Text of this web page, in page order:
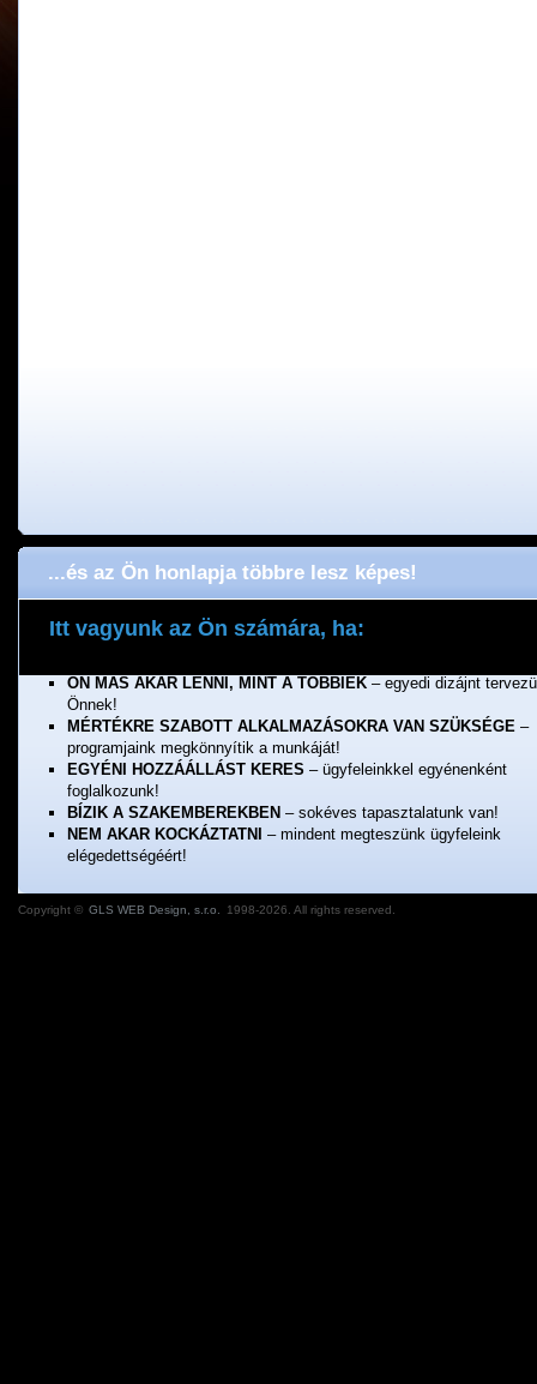
...és az Ön honlapja többre lesz képes!
Itt vagyunk az Ön számára, ha:
ÖN MÁS AKAR LENNI, MINT A TÖBBIEK – egyedi dizájnt
Önnek!
MÉRTÉKRE SZABOTT ALKALMAZÁSOKRA VAN SZÜKSÉGE –
programjaink megkönnyítik a munkáját!
EGYÉNI HOZZÁÁLLÁST KERES – ügyfeleinkkel egyénenként
foglalkozunk!
BÍZIK A SZAKEMBEREKBEN – sokéves tapasztalatunk van!
NEM AKAR KOCKÁZTATNI
– mindent megteszünk ügyfeleink
elégedettségéért!
Copyright © GLS WEB Design, s.r.o. 1998-2026. All rights reserved.